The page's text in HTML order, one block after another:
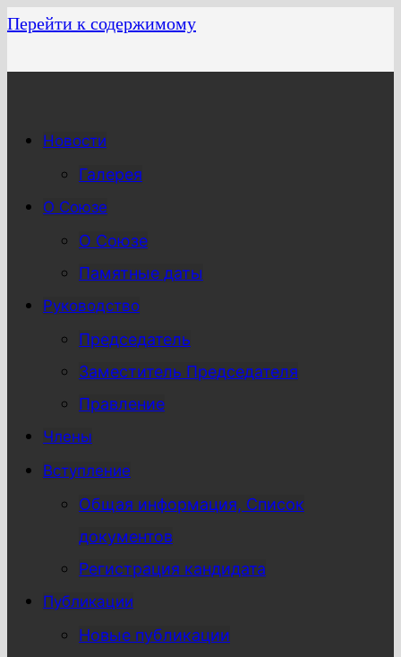
Перейти к содержимому
Новости
Галерея
О Союзе
О Союзе
Памятные даты
Руководство
Председатель
Заместитель Председателя
Правление
Члены
Вступление
Общая информация, Список
документов
Регистрация кандидата
Публикации
Новые публикации